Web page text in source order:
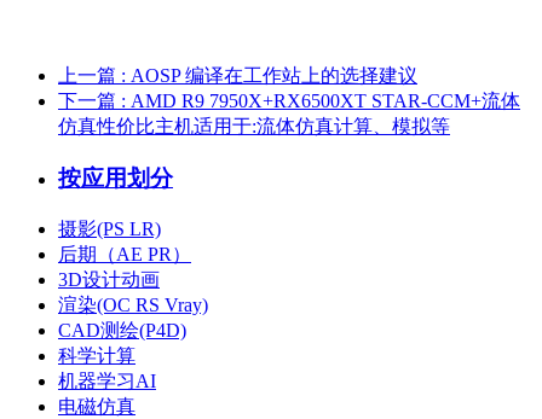
上一篇 : AOSP 编译在工作站上的选择建议
下一篇 : AMD R9 7950X+RX6500XT STAR-CCM+流体
仿真性价比主机适用于:流体仿真计算、模拟等
按应用划分
摄影(PS LR)
后期（AE PR）
3D设计动画
渲染(OC RS Vray)
CAD测绘(P4D)
科学计算
机器学习AI
电磁仿真